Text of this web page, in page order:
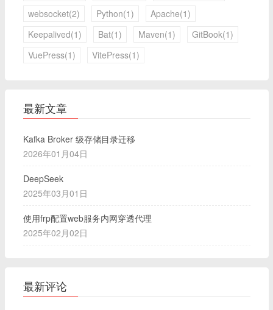
websocket(2)
Python(1)
Apache(1)
Keepalived(1)
Bat(1) Maven(1)
GitBook(1)
VuePress(1)
VitePress(1)
最新文章
Kafka Broker 级存储目录迁移
2026年01月04日
DeepSeek
2025年03月01日
使用frp配置web服务内网穿透代理
2025年02月02日
最新评论